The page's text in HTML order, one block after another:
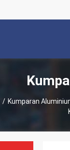
/ Kumparan